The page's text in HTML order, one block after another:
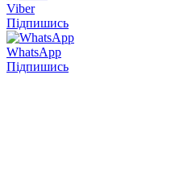
Viber
Підпишись
WhatsApp
Підпишись